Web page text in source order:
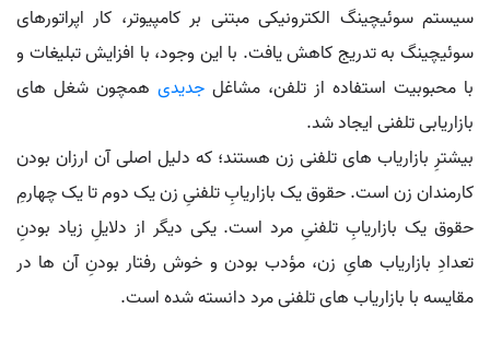
سیستم سوئیچینگ الکترونیکی مبتنی بر کامپیوتر، کار اپراتورهای
سوئیچینگ به تدریج کاهش یافت. با این وجود، با افزایش تبلیغات و
با محبوبیت استفاده از تلفن، مشاغل جدیدی همچون شغل های
بازاریابی تلفنی ایجاد شد.
بیشترِ بازاریاب های تلفنی زن هستند؛ که دلیل اصلی آن ارزان بودن
کارمندان زن است. حقوق یک بازاریابِ تلفنیِ زن یک دوم تا یک چهارمِ
حقوق یک بازاریابِ تلفنیِ مرد است. یکی دیگر از دلایلِ زیاد بودنِ
تعدادِ بازاریاب هایِ زن، مؤدب بودن و خوش رفتار بودنِ آن ها در
مقایسه با بازاریاب های تلفنی مرد دانسته شده است.